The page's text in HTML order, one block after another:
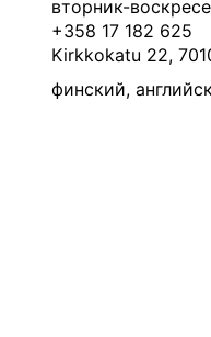
вторник-
+358 17 182 625
Kirkkokatu 22,
финский,